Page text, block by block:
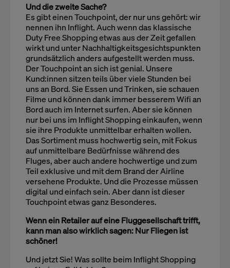
Und die zweite Sache?
Es gibt einen Touchpoint, der nur uns gehört: wir
nennen ihn Inflight. Auch wenn das klassische
Duty Free Shopping etwas aus der Zeit gefallen
wirkt und unter Nachhaltigkeitsgesichtspunkten
grundsätzlich anders aufgestellt werden muss.
Der Touchpoint an sich ist genial. Unsere
Kund:innen sitzen teils über viele Stunden bei
uns an Bord. Sie Essen und Trinken, sie schauen
Filme und können dank immer besserem Wifi an
Bord auch im Internet surfen. Aber sie können
nur bei uns im Inflight Shopping einkaufen, wenn
sie ihre Produkte unmittelbar erhalten wollen.
Das Sortiment muss hochwertig sein, mit Fokus
auf unmittelbare Bedürfnisse während des
Fluges, aber auch andere hochwertige und zum
Teil exklusive und mit dem Brand der Airline
versehene Produkte. Und die Prozesse müssen
digital und einfach sein. Aber dann ist dieser
Touchpoint etwas ganz Besonderes.
Wenn ein Retailer auf eine Fluggesellschaft trifft,
kann man also wirklich sagen: Nur Fliegen ist
schöner!
Und jetzt Sie! Was sollte beim Inflight Shopping